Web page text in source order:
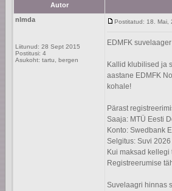
Autor
nlmda
Liitunud: 28 Sept 2015
Postitusi: 4
Asukoht: tartu, bergen
Postitatud: 18. Mai,
EDMFK
Kallid klubilised ja
aastane EDMFK
kohale!
Pärast
Saaja: MTÜ Eesti
Konto: Swedbank
Selgitus: Suvi
Kui maksad
Registreerumise
Suvelaagri hinnas